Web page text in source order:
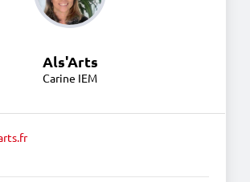
Als'Arts
Carine IEM